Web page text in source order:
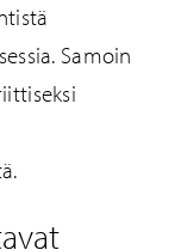
Samoin